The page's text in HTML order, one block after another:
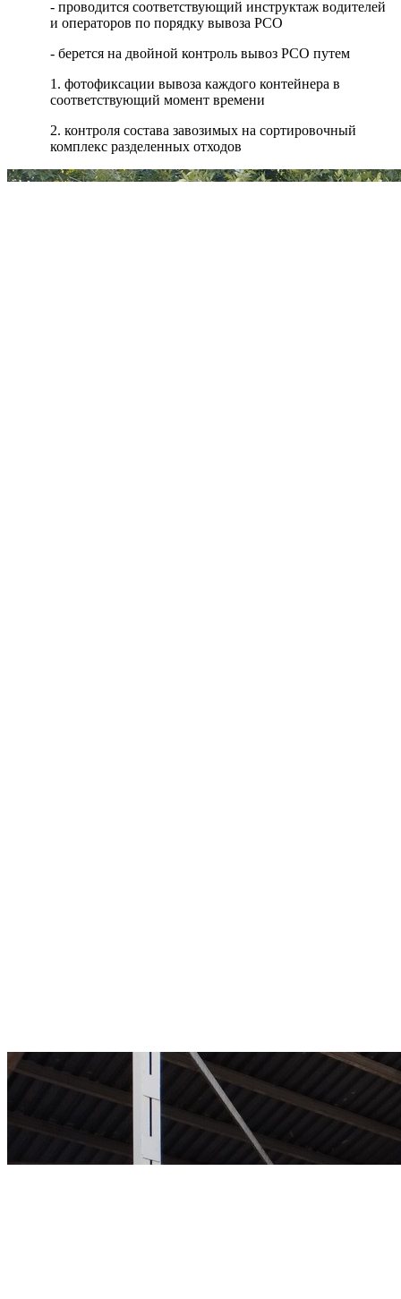
- проводится соответствующий инструктаж водителей
и операторов по порядку вывоза РСО
- берется на двойной контроль вывоз РСО путем
1. фотофиксации вывоза каждого контейнера в
соответствующий момент времени
2. контроля состава завозимых на сортировочный
комплекс разделенных отходов